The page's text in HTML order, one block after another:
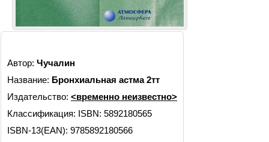
Автор: Чучалин
Название: Бронхиальная астма 2тт
Издательство: <временно неизвестно>
Классификация:
ISBN: 5892180565
ISBN-13(EAN): 9785892180566